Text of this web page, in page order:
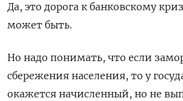
Да, это дорога к банковскому
может быть.
Но надо понимать, что если
сбережения населения, то у
окажется начисленный, но не